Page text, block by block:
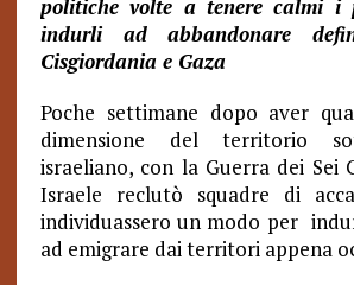
politiche volte a tenere calmi i
indurli ad abbandonare
Cisgiordania e Gaza
Poche settimane dopo aver
dimensione del territorio
israeliano, con la Guerra dei Sei
Israele reclutò squadre di
individuassero un modo per
ad emigrare dai territori appena